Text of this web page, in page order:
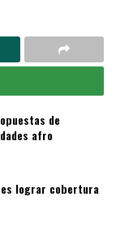
de
afro
es lograr cobertura